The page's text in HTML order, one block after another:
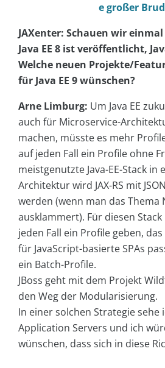
e großer
JAXenter: Schauen wir
Java EE 8 ist veröffentlicht,
Welche neuen Projekte/
für Java EE 9 wünschen?
Arne Limburg: Um Java EE
auch für Microservice-
machen, müsste es mehr
auf jeden Fall ein Profile ohne
meistgenutzte Java-EE-Stack in
Architektur wird JAX-RS mit
werden (wenn man das Thema
ausklammert). Für diesen
jeden Fall ein Profile geben,
für JavaScript-basierte SPAs
ein Batch-Profile.
JBoss geht mit dem Projekt
den Weg der Modularisierung.
In einer solchen Strategie sehe
Application Servers und ich
wünschen, dass sich in diese